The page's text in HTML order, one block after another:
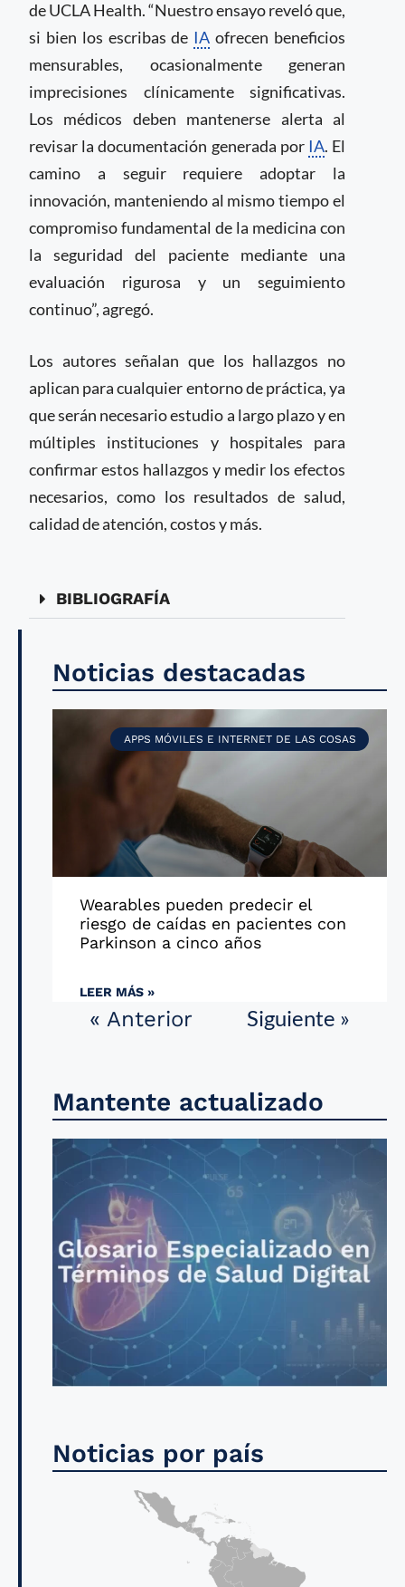
de UCLA Health. “Nuestro ensayo reveló que,
si bien los escribas de IA ofrecen beneficios
mensurables, ocasionalmente generan
imprecisiones clínicamente significativas.
Los médicos deben mantenerse alerta al
revisar la documentación generada por IA. El
camino a seguir requiere adoptar la
innovación, manteniendo al mismo tiempo el
compromiso fundamental de la medicina con
la seguridad del paciente mediante una
evaluación rigurosa y un seguimiento
continuo”, agregó.
Los autores señalan que los hallazgos no
aplican para cualquier entorno de práctica, ya
que serán necesario estudio a largo plazo y en
múltiples instituciones y hospitales para
confirmar estos hallazgos y medir los efectos
necesarios, como los resultados de salud,
calidad de atención, costos y más.
BIBLIOGRAFÍA
Noticias destacadas
APPS MÓVILES E INTERNET DE LAS COSAS
Wearables pueden predecir el
riesgo de caídas en pacientes con
Parkinson a cinco años
LEER MÁS »
« Anterior Siguiente »
Mantente actualizado
Noticias por país